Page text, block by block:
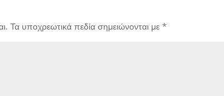
Τα υποχρεωτικά πεδία σημειώνονται με *